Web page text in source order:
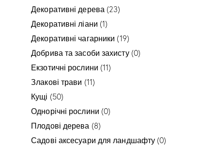
Декоративні дерева (23)
Декоративні ліани (1)
Декоративні чагарники (19)
Добрива та засоби захисту (0)
Екзотичні рослини (11)
Злакові трави (11)
Кущі (50)
Однорічні рослини (0)
Плодові дерева (8)
Садові аксесуари для ландшафту (0)